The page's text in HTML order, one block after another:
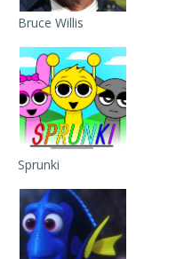
Bruce Willis
Sprunki